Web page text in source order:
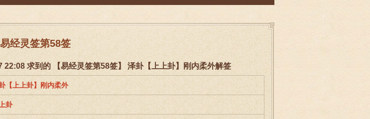
易经灵签第58签
22:08 求到的 【易经灵签第58签】 泽卦【上上卦】刚内柔外解签
【上上卦】刚内柔外
卦